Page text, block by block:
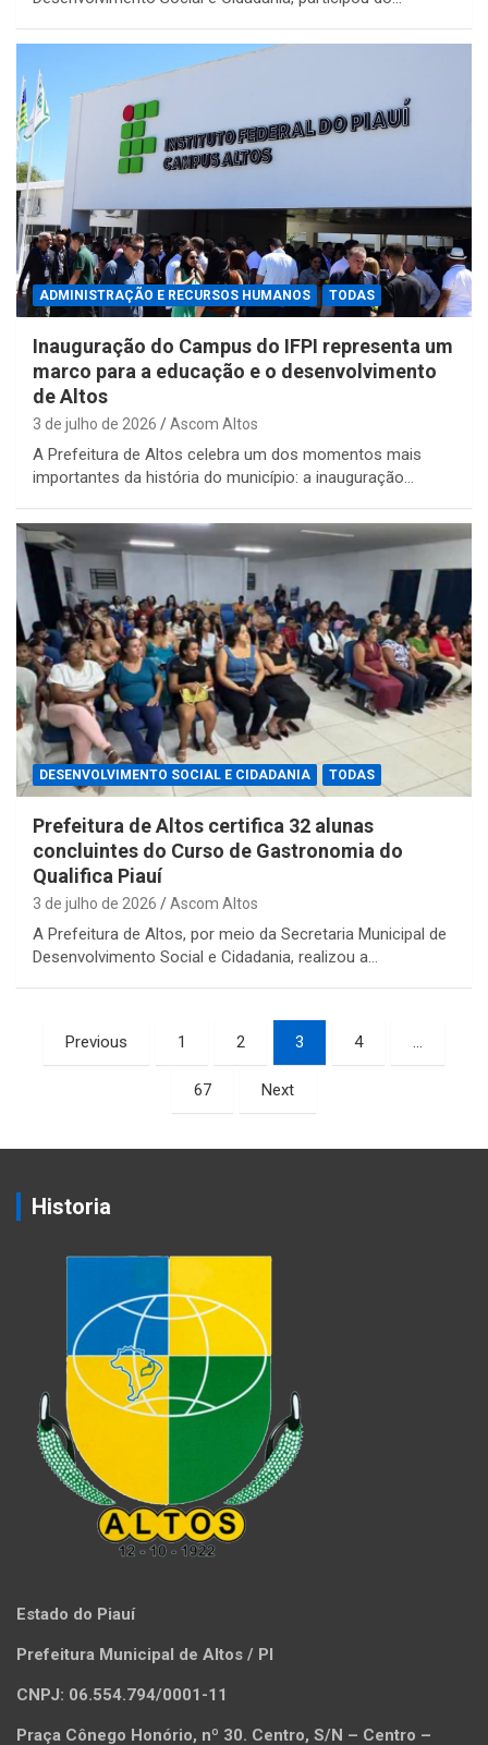
ADMINISTRAÇÃO E RECURSOS HUMANOS TODAS
Inauguração do Campus do IFPI representa um
marco para a educação e o desenvolvimento
de Altos
3 de julho de 2026 Ascom Altos
A Prefeitura de Altos celebra um dos momentos mais
importantes da história do município: a inauguração…
DESENVOLVIMENTO SOCIAL E CIDADANIA TODAS
Prefeitura de Altos certifica 32 alunas
concluintes do Curso de Gastronomia do
Qualifica Piauí
3 de julho de 2026 Ascom Altos
A Prefeitura de Altos, por meio da Secretaria Municipal de
Desenvolvimento Social e Cidadania, realizou a…
Paginação
de
Previous 1 2 3 4 …
67 Next
Historia
Estado do Piauí
Prefeitura Municipal de Altos / PI
CNPJ: 06.554.794/0001-11
Praça Cônego Honório, nº 30. Centro, S/N – Centro –